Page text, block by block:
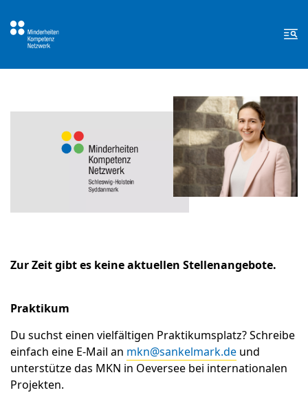
Zum Inhalt springen
Zur Fußzeile springen
Zur Zeit gibt es keine aktuellen Stellenangebote.
Praktikum
Du suchst einen vielfältigen Praktikumsplatz? Schreibe
einfach eine E-Mail an mkn@sankelmark.de und
unterstütze das MKN in Oeversee bei internationalen
Projekten.